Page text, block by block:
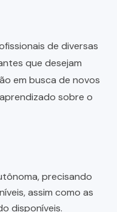
de diversas
que desejam
em busca de novos
sobre o
precisando
assim como as
disponíveis.